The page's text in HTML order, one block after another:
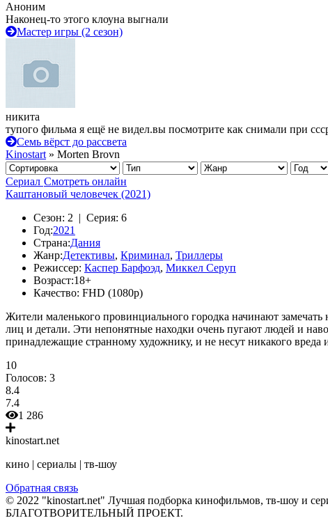
Аноним
Наконец-то этого клоуна выгнали
Мастер игры (2 сезон)
никита
тупого фильма я ещё не видел.вы посмотрите как снимали при
Семь вёрст до рассвета
Kinostart » Morten Brovn
Сериал Смотреть онлайн
Каштановый человечек (2021)
Сезон: 2 | Серия: 6
Год:2021
Страна:Дания
Жанр:Детективы, Криминал, Триллеры
Режиссер: Каспер Барфоэд, Миккел Серуп
Возраст:18+
Качество: FHD (1080p)
Жители маленького провинциального городка начинают
лиц и детали. Эти непонятные находки очень пугают людей и
принадлежащие странному художнику, и не несут никакого вреда
10
Голосов: 3
8.4
7.4
1 286
kinostart.net
кино | сериалы | тв-шоу
Обратная связь
© 2022 "kinostart.net" Лучшая подборка кинофильмов, тв-шоу и
БЛАГОТВОРИТЕЛЬНЫЙ ПРОЕКТ.